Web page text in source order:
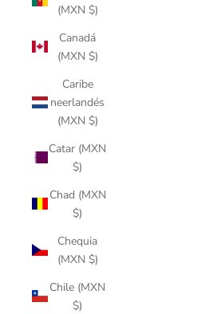
(MXN $)
Canadá
(MXN $)
Caribe
neerlandés
(MXN $)
Catar (MXN
$)
Chad (MXN
$)
Chequia
(MXN $)
Chile (MXN
$)